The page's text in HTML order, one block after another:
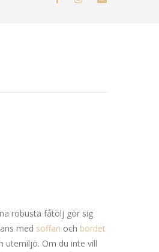
robusta fåtölj gör sig
med soffan och bordet
utemiljö. Om du inte vill